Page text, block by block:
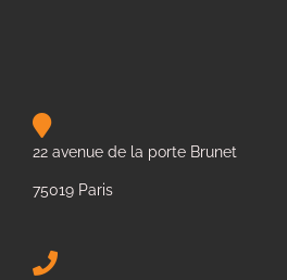
22 avenue de la porte Brunet
75019 Paris